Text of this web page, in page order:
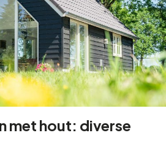
met hout: diverse